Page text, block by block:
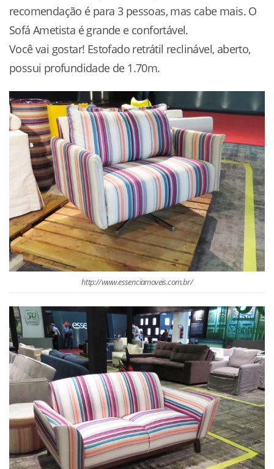
recomendação é para 3 pessoas, mas cabe mais. O
Sofá Ametista é grande e confortável.
Você vai gostar! Estofado retrátil reclinável, aberto,
possui profundidade de 1.70m.
http://www.essenciamoveis.com.br/